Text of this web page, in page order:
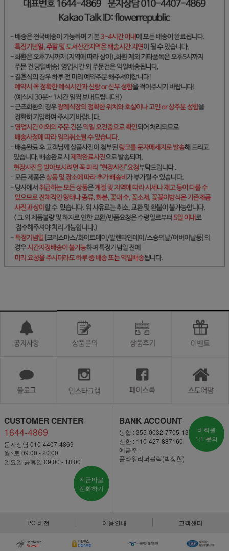
CUSTOMER CENTER
1644-4869
문자상담 010-4407-4869
월~토 09:00 - 20:00
일요일·공휴일 09:00 - 18:00
지금바로
전화하기
BANK ACCOUNT
농협 : 355-0032-7705-13
신한 : 110-427-887160
예금주 :
플라워리퍼블릭(박상현)
비회원
1:1 문의
PC 버전 이용안내 고객센터